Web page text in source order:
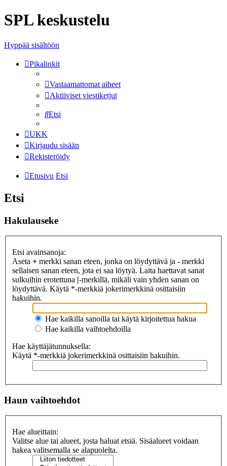
SPL keskustelu
Hyppää sisältöön
Pikalinkit
Vastaamattomat aiheet
Aktiiviset viestiketjut
Etsi
UKK
Kirjaudu sisään
Rekisteröidy
Etusivu Etsi
Etsi
Hakulauseke
Etsi avainsanoja:
Aseta + merkki sanan eteen, jonka on löydyttävä ja - merkki
sellaisen sanan eteen, jota ei saa löytyä. Laita haettavat sanat
sulkuihin erotettuna |-merkillä, mikäli vain yhden sanan on
löydyttävä. Käytä *-merkkiä jokerimerkkinä osittaisiin
hakuihin.
Hae kaikilla sanoilla tai käytä kirjoitettua hakua
Hae kaikilla vaihtoehdoilla
Hae käyttäjätunnuksella:
Käytä *-merkkiä jokerimerkkinä osittaisiin hakuihin.
Haun vaihtoehdot
Hae alueittain:
Valitse alue tai alueet, josta haluat etsiä. Sisäalueet voidaan
hakea valitsemalla se alapuolelta.